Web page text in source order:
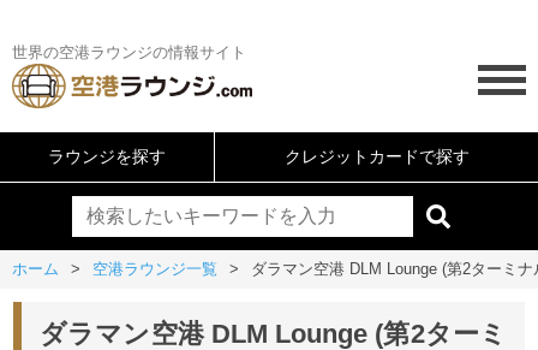
世界の空港ラウンジの情報サイト
ラウンジを探す クレジットカードで探す
ホーム 空港ラウンジ一覧 ダラマン空港 DLM Lounge (第2ターミナ
ダラマン空港 DLM Lounge (第2ターミ